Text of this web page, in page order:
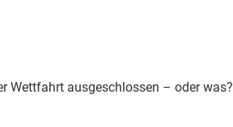
Wettfahrt ausgeschlossen – oder was?